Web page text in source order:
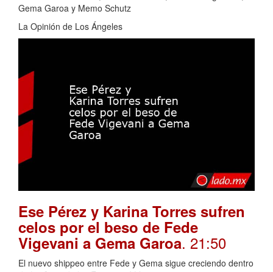
Gema Garoa y Memo Schutz
La Opinión de Los Ángeles
Ese Pérez y Karina Torres sufren
celos por el beso de Fede
Vigevani a Gema Garoa. 21:50
El nuevo shippeo entre Fede y Gema sigue creciendo dentro